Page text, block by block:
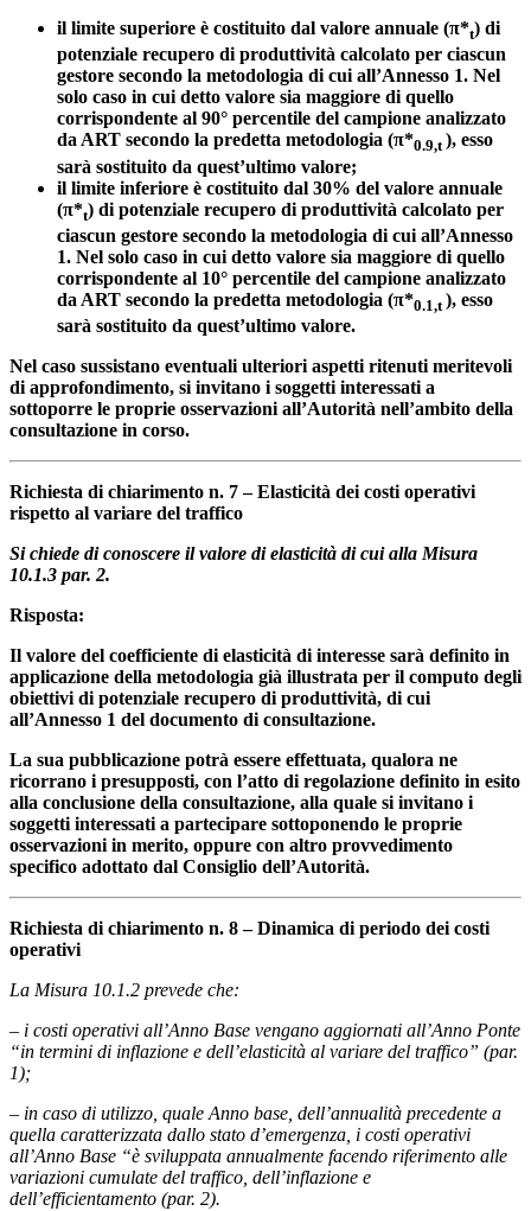
il limite superiore è costituito dal valore annuale (π*t) di
potenziale recupero di produttività calcolato per ciascun
gestore secondo la metodologia di cui all’Annesso 1. Nel
solo caso in cui detto valore sia maggiore di quello
corrispondente al 90° percentile del campione analizzato
da ART secondo la predetta metodologia (π*0.9,t), esso
sarà sostituito da quest’ultimo valore;
il limite inferiore è costituito dal 30% del valore annuale
(π*t) di potenziale recupero di produttività calcolato per
ciascun gestore secondo la metodologia di cui all’Annesso
1. Nel solo caso in cui detto valore sia maggiore di quello
corrispondente al 10° percentile del campione analizzato
da ART secondo la predetta metodologia (π*0.1,t ), esso
sarà sostituito da quest’ultimo valore.
Nel caso sussistano eventuali ulteriori aspetti ritenuti meritevoli
di approfondimento, si invitano i soggetti interessati a
sottoporre le proprie osservazioni all’Autorità nell’ambito della
consultazione in corso.
Richiesta di chiarimento n. 7 – Elasticità dei costi operativi
rispetto al variare del traffico
Si chiede di conoscere il valore di elasticità di cui alla Misura
10.1.3 par. 2.
Risposta:
Il valore del coefficiente di elasticità di interesse sarà definito in
applicazione della metodologia già illustrata per il computo degli
obiettivi di potenziale recupero di produttività, di cui
all’Annesso 1 del documento di consultazione.
La sua pubblicazione potrà essere effettuata, qualora ne
ricorrano i presupposti, con l’atto di regolazione definito in esito
alla conclusione della consultazione, alla quale si invitano i
soggetti interessati a partecipare sottoponendo le proprie
osservazioni in merito, oppure con altro provvedimento
specifico adottato dal Consiglio dell’Autorità.
Richiesta di chiarimento n. 8 – Dinamica di periodo dei costi
operativi
La Misura 10.1.2 prevede che:
– i costi operativi all’Anno Base vengano aggiornati all’Anno Ponte
“in termini di inflazione e dell’elasticità al variare del traffico” (par.
1);
– in caso di utilizzo, quale Anno base, dell’annualità precedente a
quella caratterizzata dallo stato d’emergenza, i costi operativi
all’Anno Base “è sviluppata annualmente facendo riferimento alle
variazioni cumulate del traffico, dell’inflazione e
dell’efficientamento (par. 2).